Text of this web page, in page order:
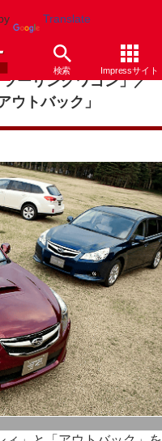
Translate
検索 Impressサイト
ーリングワゴン」／
ウトバック」